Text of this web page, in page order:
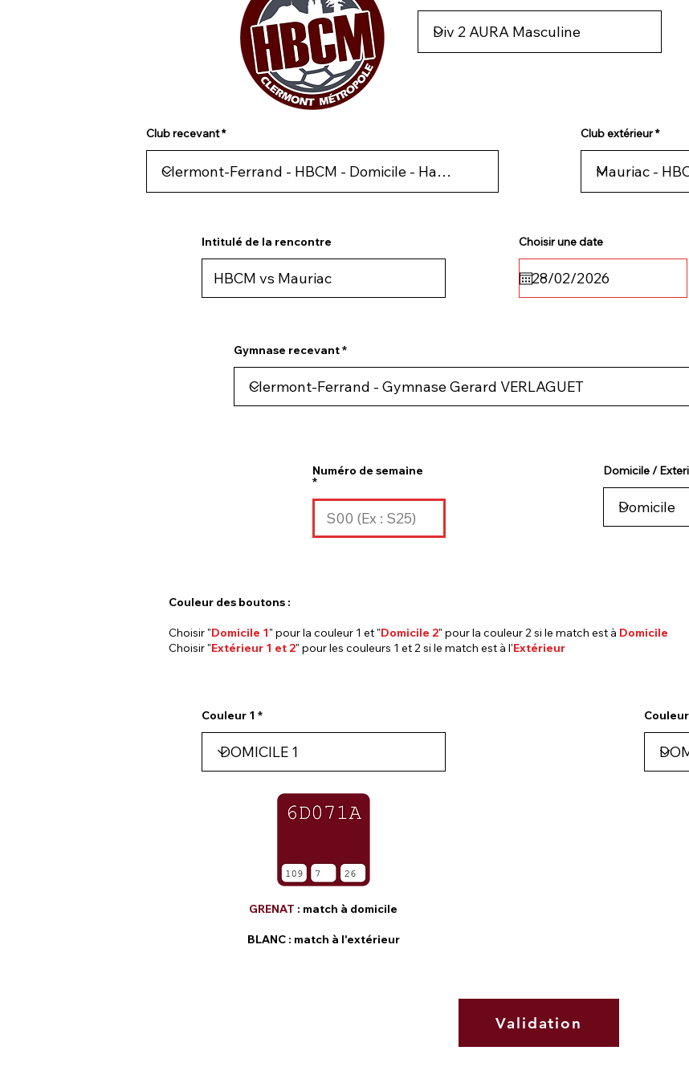
Club recevant Club extérieur
Intitulé de la rencontre Choisir une date
Gymnase recevant
Numéro de semaine Domicile /
Couleur des boutons :
Choisir "Domicile 1" pour la couleur 1 et "Domicile 2" pour la couleur 2 si le match est à Domicile
Choisir "Extérieur 1 et 2" pour les couleurs 1 et 2 si le match est à l'Extérieur
Couleur 1
GRENAT : match à domicile
BLANC: match à l'extérieur
Validation